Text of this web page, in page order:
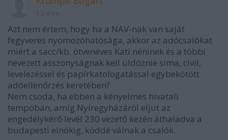
Azt nem értem, hogy ha a NAV-nak van saját
fegyveres nyomozóhatósága, akkor az adócsalókat
miért a sacc/kb. ötvenéves Kati néninek és a többi
nevezett asszonyságnak kell üldöznie sima, civil,
levelezéssel és papírkatologatással egybekötött
adóellenőrzés keretében?
Nem csoda, ha ebben a kényelmes hivatali
tempóban, amíg Nyíregyházáról eljut az
engedélykérő levél 230 vezető kezén áthaladva a
budapesti elnökig, köddé válnak a csalók.